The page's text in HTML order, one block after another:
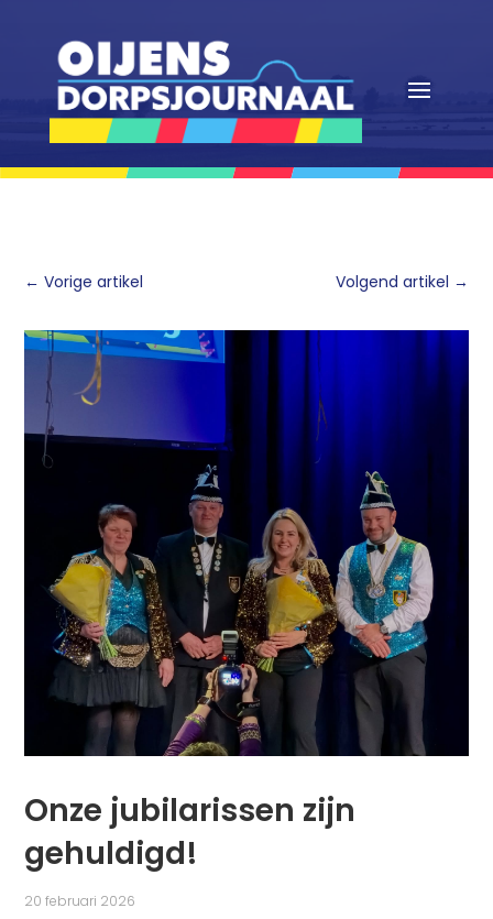
←Vorige artikel Volgend artikel →
Onze jubilarissen zijn
gehuldigd!
20 februari 2026